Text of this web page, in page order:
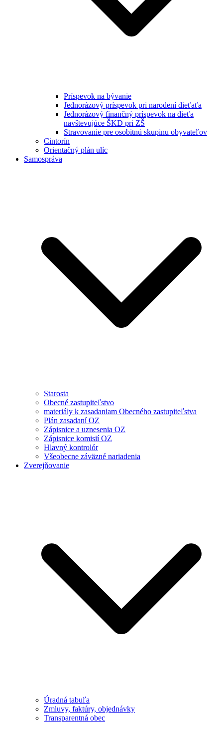
Príspevok na bývanie
Jednorázový príspevok pri narodení dieťaťa
Jednorázový finančný príspevok na dieťa
navštevujúce ŠKD pri ZŠ
Stravovanie pre osobitnú skupinu obyvateľov
Cintorín
Orientačný plán ulíc
Samospráva
Starosta
Obecné zastupiteľstvo
materiály k zasadaniam Obecného zastupiteľstva
Plán zasadaní OZ
Zápisnice a uznesenia OZ
Zápisnice komisií OZ
Hlavný kontrolór
Všeobecne záväzné nariadenia
Zverejňovanie
Úradná tabuľa
Zmluvy, faktúry, objednávky
Transparentná obec